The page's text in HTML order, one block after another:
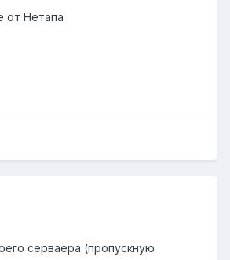
от Нетапа
серваера (пропускную